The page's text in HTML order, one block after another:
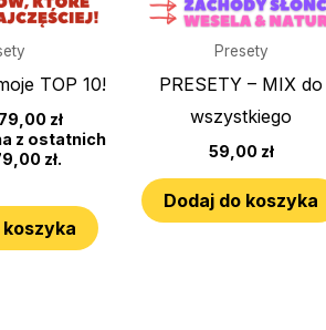
TOP 10!
79,00 zł
z ostatnich
zł.
koszyka
Presety
PRESETY – MIX do
wszystkiego
59,00 zł
Dodaj do koszyka